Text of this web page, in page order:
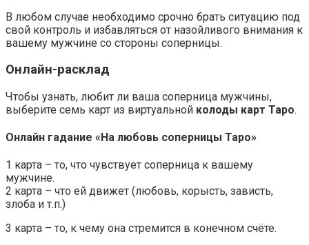
В любом случае необходимо срочно брать ситуацию под
свой контроль и избавляться от назойливого внимания к
вашему мужчине со стороны соперницы.
Онлайн-расклад
Чтобы узнать, любит ли ваша соперница мужчины,
выберите семь карт из виртуальной колоды карт Таро.
Онлайн гадание «На любовь соперницы Таро»
1 карта – то, что чувствует соперница к вашему
мужчине.
2 карта – что ей движет (любовь, корысть, зависть,
злоба и т.п.)
3 карта – то, к чему она стремится в конечном счёте.